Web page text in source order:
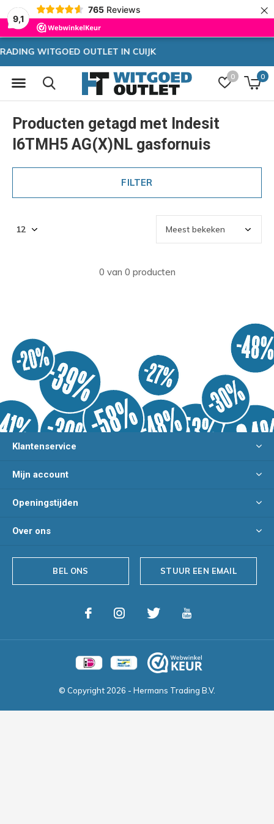
9,1
765 Reviews ×
0 0
Zeer hoge korting
Producten getagd met Indesit
I6TMH5 AG(X)NL gasfornuis
FILTER
0 van 0 producten
Klantenservice
Mijn account
Openingstijden
Over ons
BEL ONS STUUR EEN EMAIL
© Copyright 2026 - Hermans Trading B.V.